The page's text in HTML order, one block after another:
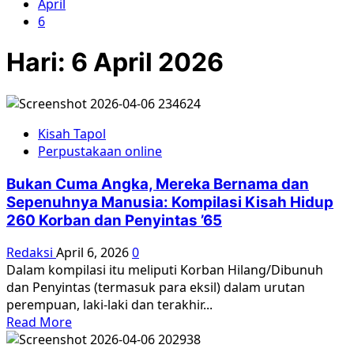
April
6
Hari: 6 April 2026
Kisah Tapol
Perpustakaan online
Bukan Cuma Angka, Mereka Bernama dan
Sepenuhnya Manusia: Kompilasi Kisah Hidup
260 Korban dan Penyintas ’65
Redaksi April 6, 20260
Dalam kompilasi itu meliputi Korban Hilang/Dibunuh
dan Penyintas (termasuk para eksil) dalam urutan
perempuan, laki-laki dan terakhir...
Read MoreRead
more